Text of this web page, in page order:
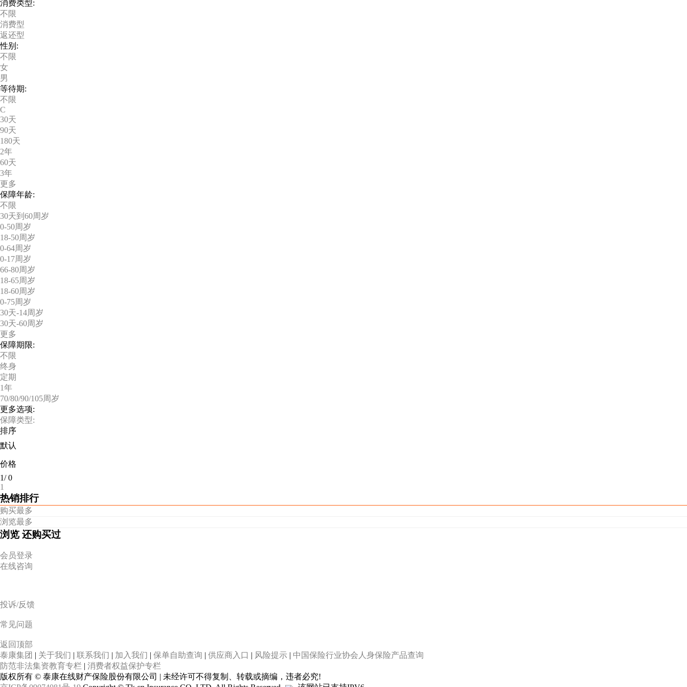
消费类型:
不限
消费型
返还型
性别:
不限
女
男
等待期:
不限
C
30天
90天
180天
2年
60天
3年
更多
保障年龄:
不限
30天到60周岁
0-50周岁
18-50周岁
0-64周岁
0-17周岁
66-80周岁
18-65周岁
18-60周岁
0-75周岁
30天-14周岁
30天-60周岁
更多
保障期限:
不限
终身
定期
1年
70/80/90/105周岁
更多选项:
保障类型:
排序
默认
价格
1/0
1
热销排行
购买最多
浏览最多
浏览 还购买过
会员登录
在线咨询
投诉/反馈
常见问题
返回顶部
泰康集团 | 关于我们 | 联系我们 | 加入我们 | 保单自助查询 | 供应商入口 | 风险提示 | 中国保险行业协会人身保险产品查询
防范非法集资教育专栏 | 消费者权益保护专栏
版权所有 © 泰康在线财产保险股份有限公司 | 未经许可不得复制、转载或摘编，违者必究!